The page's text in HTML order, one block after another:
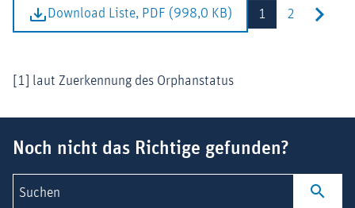
Download Liste, PDF (998,0 KB) 1 2
[1] laut Zuerkennung des Orphanstatus
Noch nicht das Richtige gefunden?
Suchen